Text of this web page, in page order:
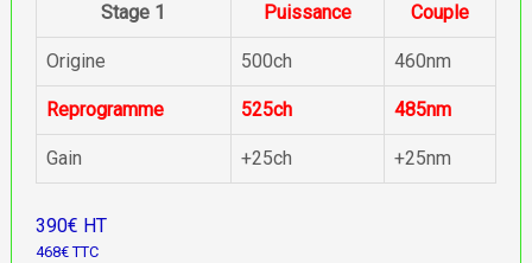
Stage 1
Puissance Couple
Origine 500ch 460nm
Reprogramme 525ch 485nm
Gain +25ch +25nm
390€ HT
468€ TTC